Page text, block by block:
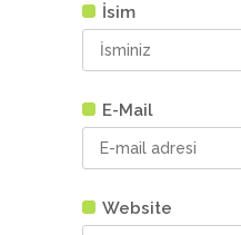
İsim
E-Mail
Website